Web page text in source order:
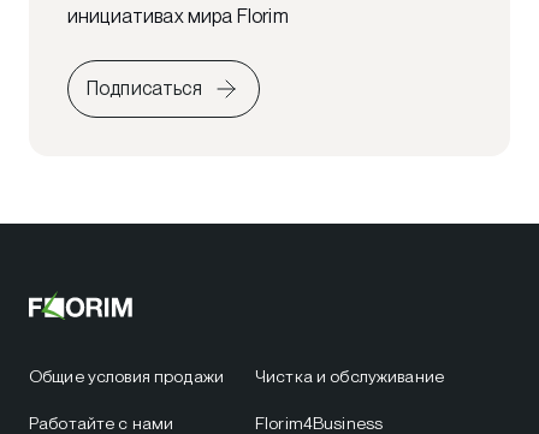
инициативах мира Florim
Подписаться
Общие условия продажи
Работайте с нами
Чистка и обслуживание
Florim4Business